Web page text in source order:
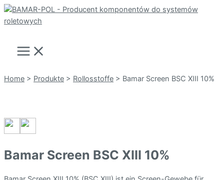
Zum
Inhalt
Main
Menu
Home > Produkte > Rollosstoffe > Bamar Screen BSC XIII 10%
Bamar Screen BSC XIII 10%